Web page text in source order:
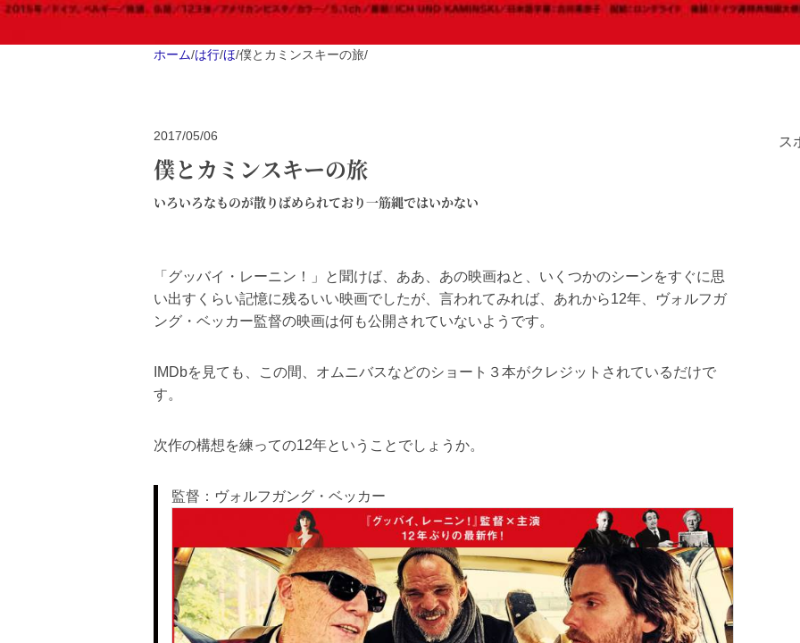
ホーム/は行/ほ/僕とカミンスキーの旅/
2017/05/06
僕とカミンスキーの旅
いろいろなものが散りばめられており一筋縄ではいかない
「グッバイ・レーニン！」と聞けば、ああ、あの映画ねと、いくつかのシーンをすぐに思
い出すくらい記憶に残るいい映画でしたが、言われてみれば、あれから12年、ヴォルフガ
ング・ベッカー監督の映画は何も公開されていないようです。
IMDbを見ても、この間、オムニバスなどのショート３本がクレジットされているだけで
す。
次作の構想を練っての12年ということでしょうか。
監督：ヴォルフガング・ベッカー
ス